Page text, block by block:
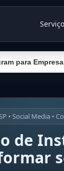
para
• Social Media •
de